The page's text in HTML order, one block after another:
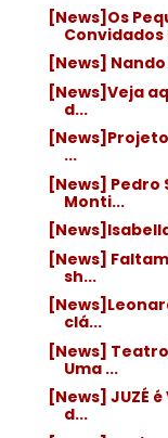
[News]Os
Convidados
[News]
[News]Veja
d...
...
[News]
Monti...
[News]
sh...
clá...
[News]
Uma ...
[News] JUZÉ
d...